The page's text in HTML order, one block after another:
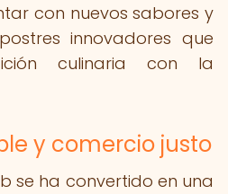
con nuevos sabores y
innovadores que
culinaria con la
y comercio justo
se ha convertido en una